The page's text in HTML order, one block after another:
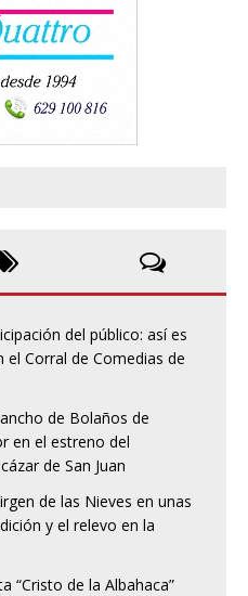
del público: así es
el Corral de Comedias de
de Bolaños de
en el estreno del
de San Juan
de las Nieves en unas
y el relevo en la
“Cristo de la Albahaca”